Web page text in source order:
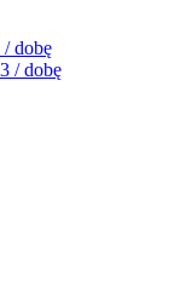
dobę
/ dobę